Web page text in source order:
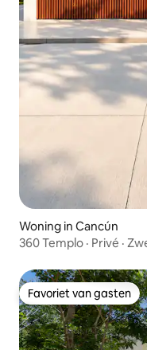
Woning in Cancún
360 Templo · Privé ·
Favoriet van gasten
Favoriet van gasten